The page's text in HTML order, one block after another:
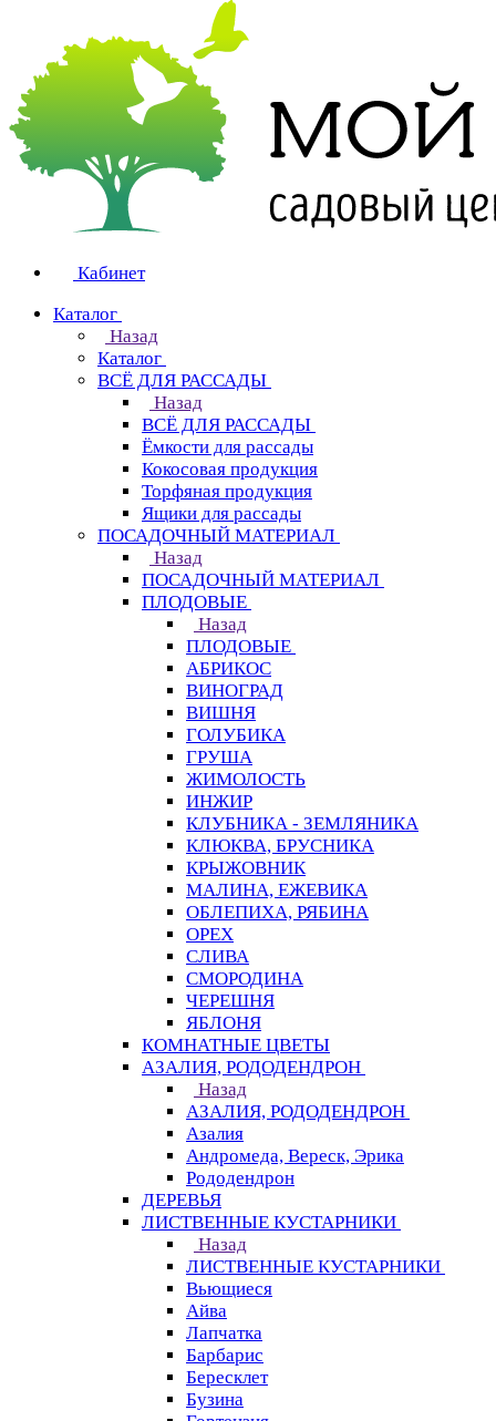
Кабинет
Каталог
Назад
Каталог
ВСЁ ДЛЯ РАССАДЫ
Назад
ВСЁ ДЛЯ РАССАДЫ
Ёмкости для рассады
Кокосовая продукция
Торфяная продукция
Ящики для рассады
ПОСАДОЧНЫЙ МАТЕРИАЛ
Назад
ПОСАДОЧНЫЙ МАТЕРИАЛ
ПЛОДОВЫЕ
Назад
ПЛОДОВЫЕ
АБРИКОС
ВИНОГРАД
ВИШНЯ
ГОЛУБИКА
ГРУША
ЖИМОЛОСТЬ
ИНЖИР
КЛУБНИКА - ЗЕМЛЯНИКА
КЛЮКВА, БРУСНИКА
КРЫЖОВНИК
МАЛИНА, ЕЖЕВИКА
ОБЛЕПИХА, РЯБИНА
ОРЕХ
СЛИВА
СМОРОДИНА
ЧЕРЕШНЯ
ЯБЛОНЯ
КОМНАТНЫЕ ЦВЕТЫ
АЗАЛИЯ, РОДОДЕНДРОН
Назад
АЗАЛИЯ, РОДОДЕНДРОН
Азалия
Андромеда, Вереск, Эрика
Рододендрон
ДЕРЕВЬЯ
ЛИСТВЕННЫЕ КУСТАРНИКИ
Назад
ЛИСТВЕННЫЕ КУСТАРНИКИ
Вьющиеся
Айва
Лапчатка
Барбарис
Бересклет
Бузина